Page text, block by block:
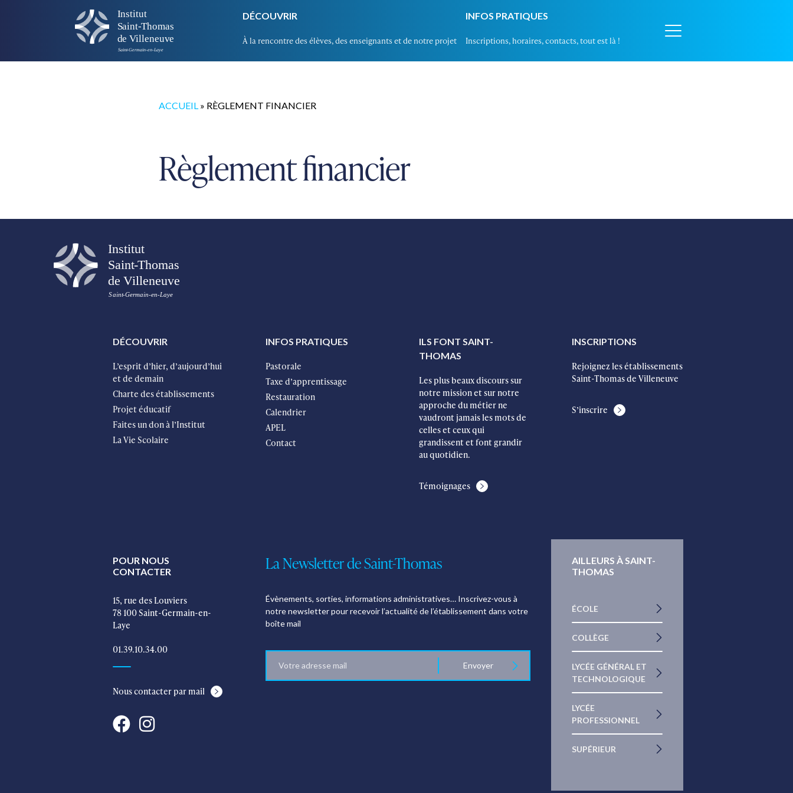
DÉCOUVRIR
À la rencontre des élèves, des enseignants et de notre projet
INFOS PRATIQUES
Inscriptions, horaires, contacts, tout est là !
ACCUEIL » RÈGLEMENT FINANCIER
Règlement financier
DÉCOUVRIR
L’esprit d’hier, d’aujourd’hui
et de demain
Charte des établissements
Projet éducatif
Faites un don à l’Institut
La Vie Scolaire
INFOS PRATIQUES
Pastorale
Taxe d’apprentissage
Restauration
Calendrier
APEL
Contact
ILS FONT SAINT-
THOMAS
Les plus beaux discours sur
notre mission et sur notre
approche du métier ne
vaudront jamais les mots de
celles et ceux qui
grandissent et font grandir
au quotidien.
Témoignages
INSCRIPTIONS
Rejoignez les établissements
Saint-Thomas de Villeneuve
S’inscrire
POUR NOUS
CONTACTER
15, rue des Louviers
78 100 Saint-Germain-en-
Laye
01.39.10.34.00
Nous contacter par mail
La Newsletter de Saint-Thomas
Évènements, sorties, informations administratives… Inscrivez-vous à
notre newsletter pour recevoir l’actualité de l’établissement dans votre
boîte mail
mail
Envoyer
AILLEURS À SAINT-
THOMAS
ÉCOLE
COLLÈGE
LYCÉE GÉNÉRAL ET
TECHNOLOGIQUE
LYCÉE
PROFESSIONNEL
SUPÉRIEUR